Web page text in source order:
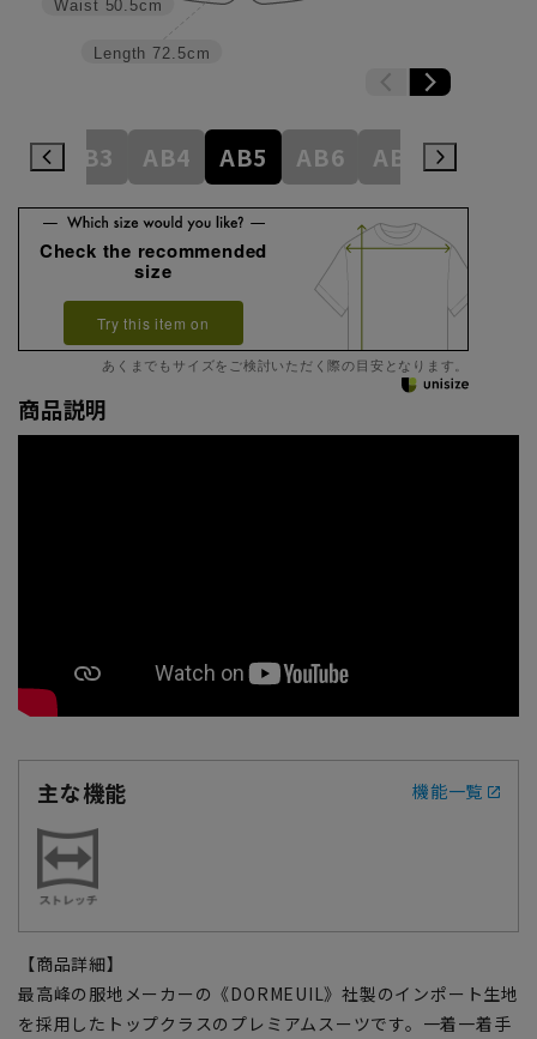
Length 72.5cm
Waist 50.5cm
A8 AB3 AB4 AB5 AB6 AB7 AB8
Check the recommended
size
Try this item on
あくまでもサイズをご検討いただく際の目安となります。
商品説明
主な機能 機能一覧
【商品詳細】
最高峰の服地メーカーの《DORMEUIL》社製のインポート生地
を採用したトップクラスのプレミアムスーツです。一着一着手